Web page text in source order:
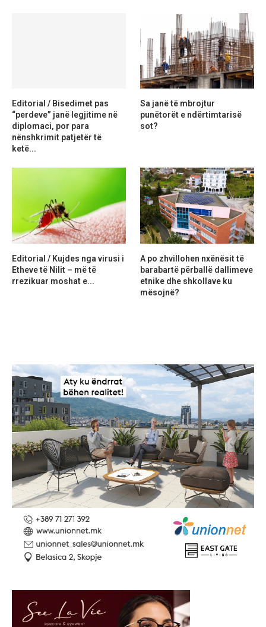
Editorial / Bisedimet pas
“perdeve” janë legjitime në
diplomaci, por para
nënshkrimit patjetër të
ketë...
Sa janë të mbrojtur
punëtorët e ndërtimtarisë
sot?
Editorial / Kujdes nga virusi i
Etheve të Nilit – më të
rrezikuar moshat e...
A po zhvillohen nxënësit të
barabartë përballë dallimeve
etnike dhe shkollave ku
mësojnë?